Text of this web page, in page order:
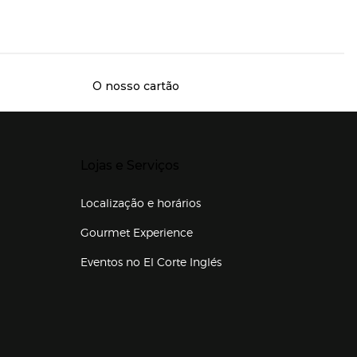
O nosso cartão
Localização e horários
Gourmet Experience
Eventos no El Corte Inglés